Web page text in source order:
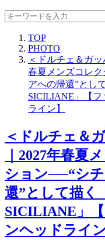
TOP
PHOTO
＜ドルチェ＆ガ
春夏メンズコレ
アへの帰還”とし
SICILIANE」【フ
ライン】
＜ドルチェ＆
｜2027年春夏
ション──“シ
還”として描く
SICILIANE」
ンヘッドライ